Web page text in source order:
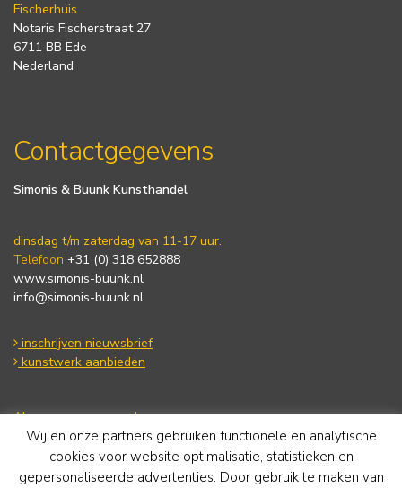
Fischerhuis
Notaris Fischerstraat 27
6711 BB Ede
Nederland
Contactgegevens
Simonis & Buunk Kunsthandel
dinsdag t/m zaterdag van 11-17 uur.
Telefoon +31 (0) 318 652888
www.simonis-buunk.nl
info@simonis-buunk.nl
inschrijven nieuwsbrief
kunstwerk aanbieden
Algemene voorwaarden
Privacy statement
Cookie Policy
Disclaimer
Wij en onze partners gebruiken functionele en analytische
cookies voor website optimalisatie, statistieken en
gepersonaliseerde advertenties. Door gebruik te maken van